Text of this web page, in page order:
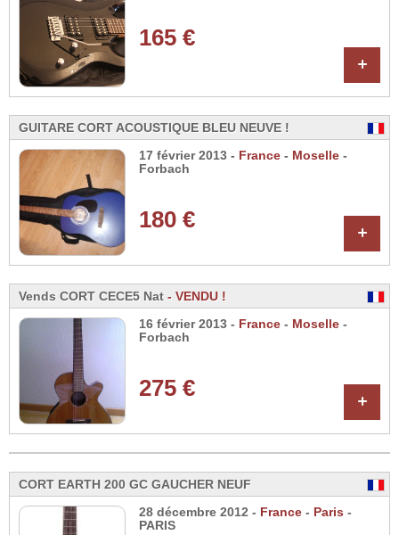
165 €
+
GUITARE CORT ACOUSTIQUE BLEU NEUVE !
17 février 2013 - France - Moselle -
Forbach
180 € +
Vends CORT CECE5 Nat - VENDU !
16 février 2013 - France - Moselle -
Forbach
275 € +
CORT EARTH 200 GC GAUCHER NEUF
28 décembre 2012 - France - Paris -
PARIS